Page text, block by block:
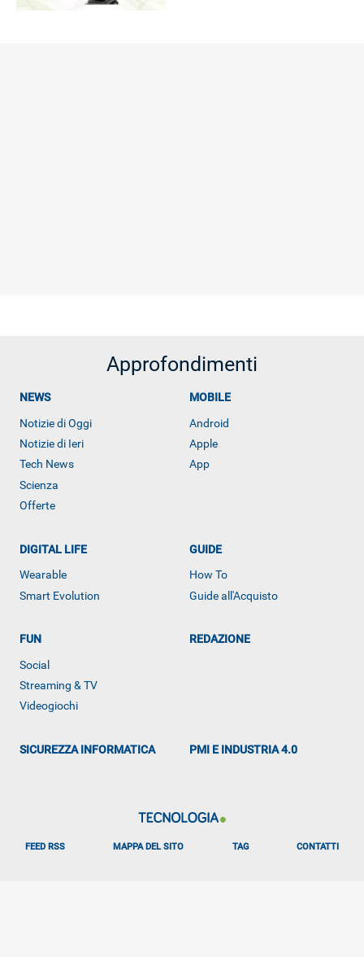
Approfondimenti
NEWS
Notizie di Oggi
Notizie di Ieri
Tech News
Scienza
Offerte
MOBILE
Android
Apple
App
DIGITAL LIFE
Wearable
Smart Evolution
GUIDE
How To
Guide all'Acquisto
FUN
Social
Streaming & TV
Videogiochi
REDAZIONE
SICUREZZA INFORMATICA PMI E INDUSTRIA 4.0
FEED RSS MAPPA DEL SITO TAG CONTATTI